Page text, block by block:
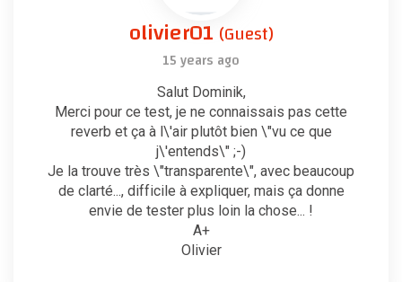
olivier01 (Guest)
15 years ago
Salut Dominik,
Merci pour ce test, je ne connaissais pas cette
reverb et ça à l\'air plutôt bien \"vu ce que
j\'entends\" ;-)
Je la trouve très \"transparente\", avec beaucoup
de clarté..., difficile à expliquer, mais ça donne
envie de tester plus loin la chose... !
A+
Olivier